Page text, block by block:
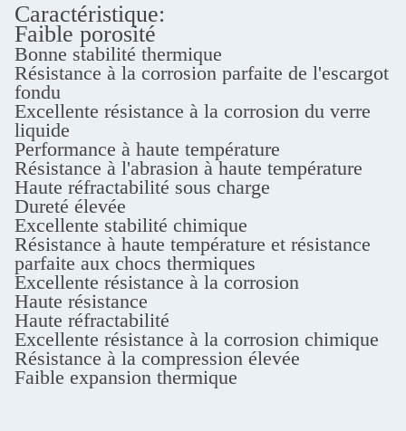
Caractéristique:
Faible porosité
Bonne stabilité thermique
Résistance à la corrosion parfaite de l'escargot
fondu
Excellente résistance à la corrosion du verre
liquide
Performance à haute température
Résistance à l'abrasion à haute température
Haute réfractabilité sous charge
Dureté élevée
Excellente stabilité chimique
Résistance à haute température et résistance
parfaite aux chocs thermiques
Excellente résistance à la corrosion
Haute résistance
Haute réfractabilité
Excellente résistance à la corrosion chimique
Résistance à la compression élevée
Faible expansion thermique